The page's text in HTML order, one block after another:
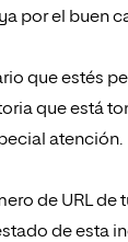
por el buen
que estés
que está
atención.
de URL de
de esta